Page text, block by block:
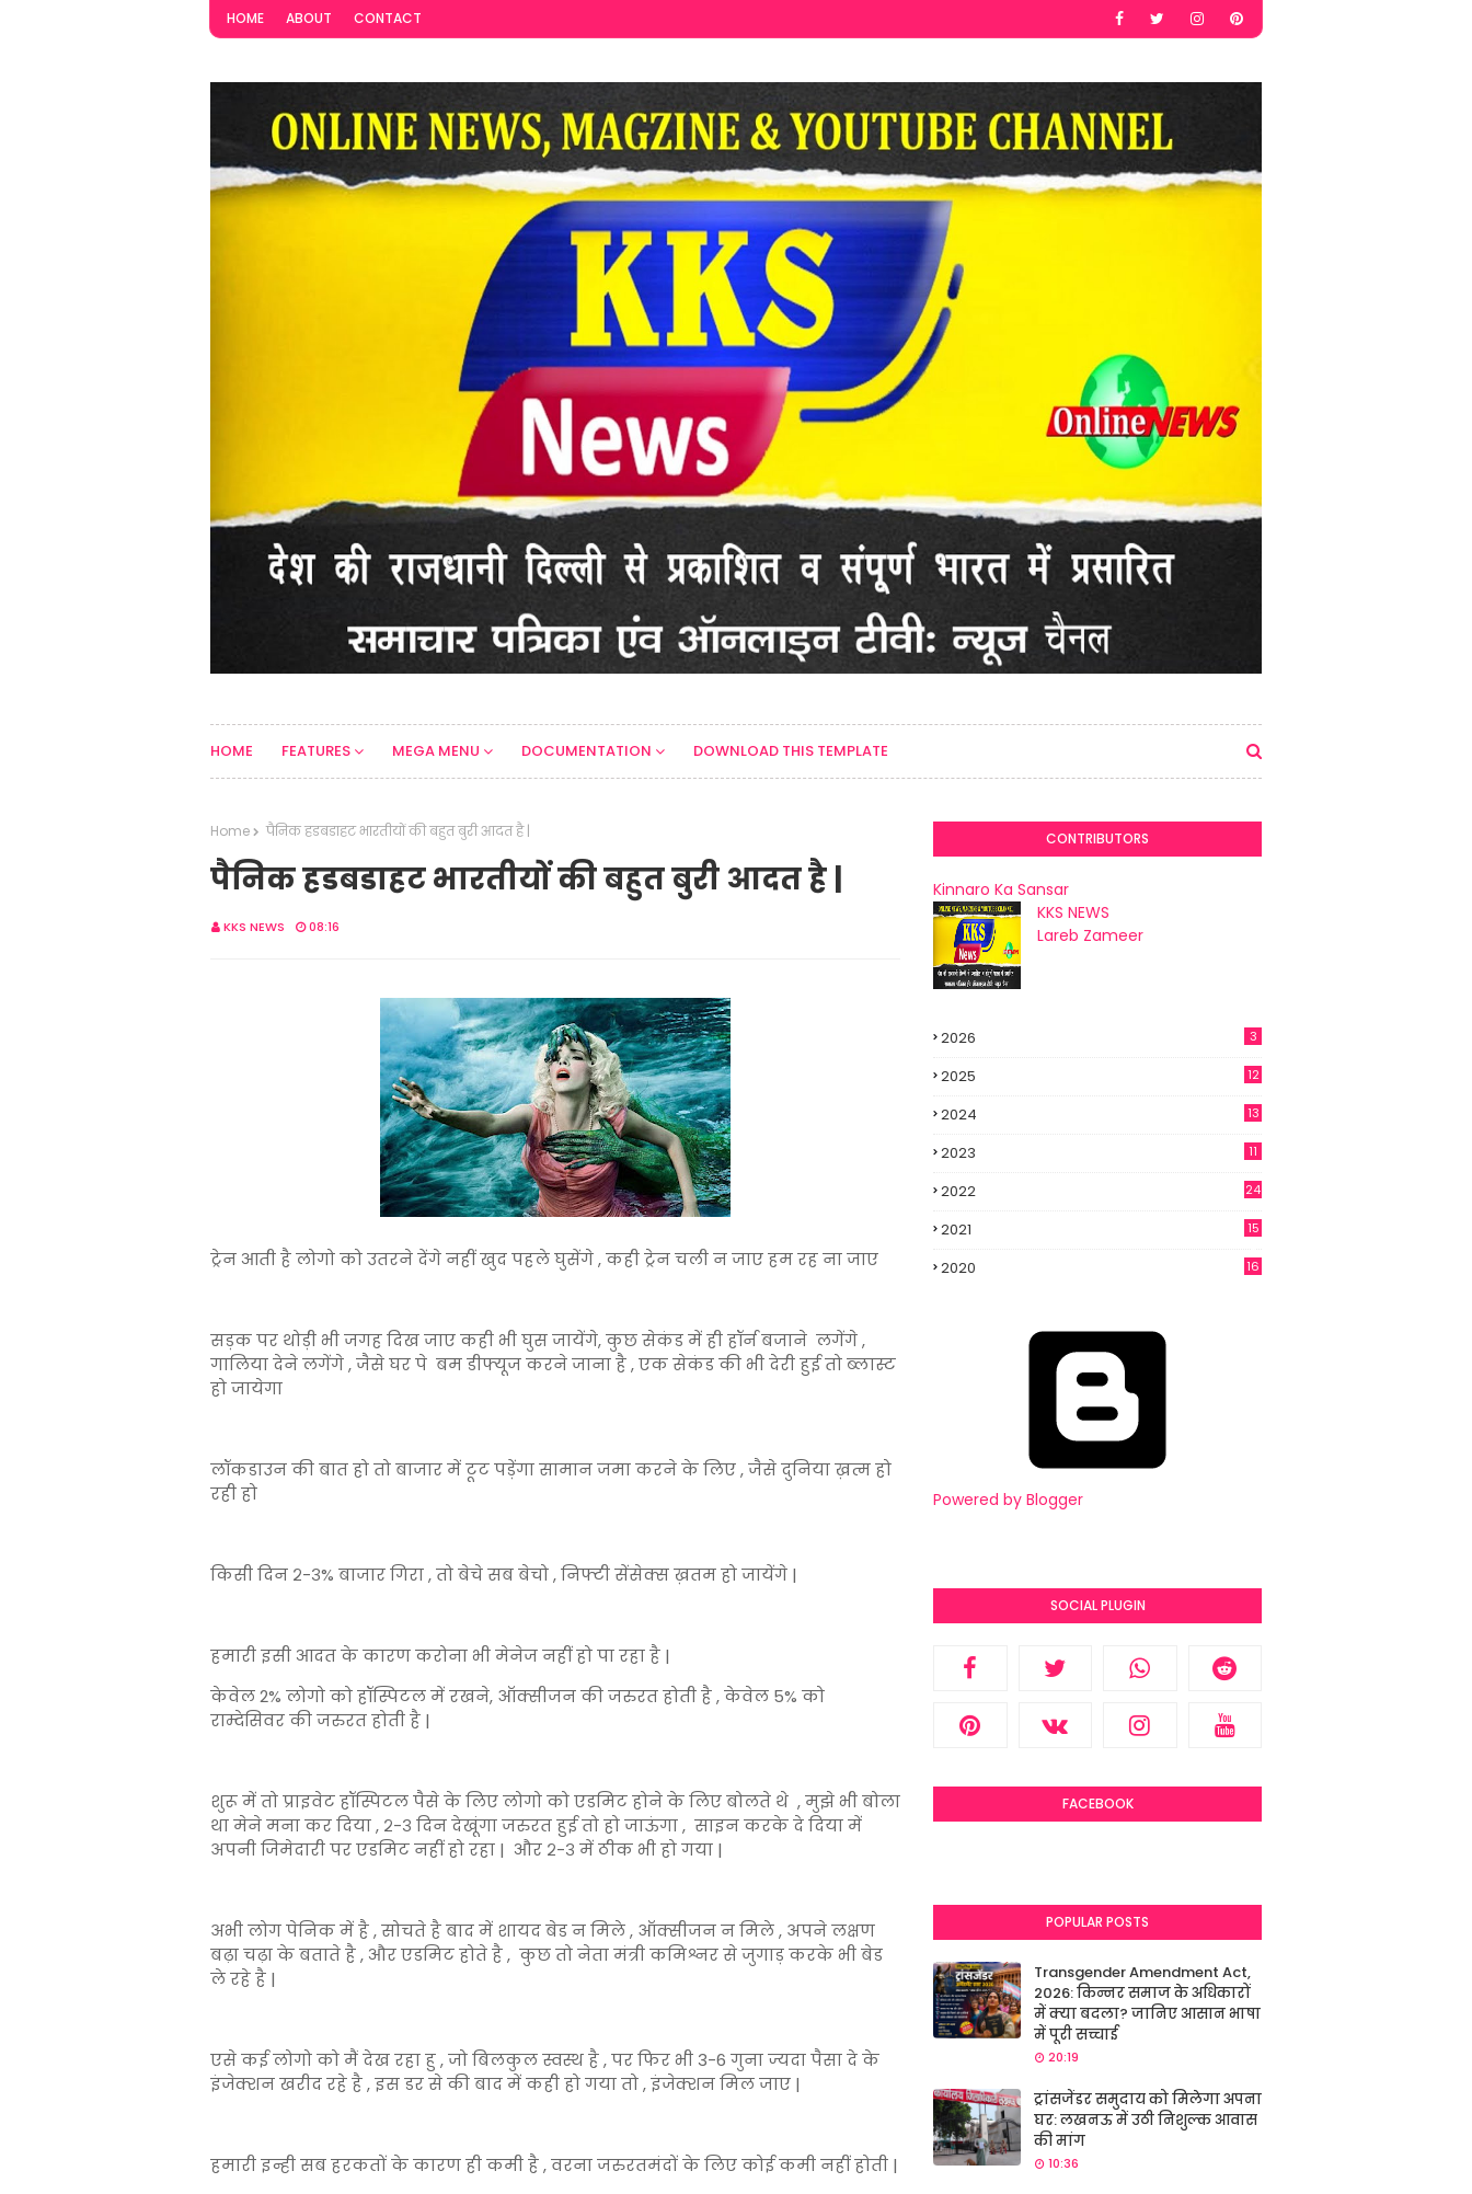
HOME ABOUT CONTACT
HOME FEATURES MEGA MENU DOCUMENTATION DOWNLOAD THIS TEMPLATE
Home पैनिक हडबडाहट भारतीयों की बहुत बुरी आदत है |
पैनिक हडबडाहट भारतीयों की बहुत बुरी आदत है |
KKS NEWS 08:16
ट्रेन आती है लोगो को उतरने देंगे नहीं खुद पहले घुसेंगे , कही ट्रेन चली न जाए हम रह ना जाए
सड़क पर थोड़ी भी जगह दिख जाए कही भी घुस जायेंगे, कुछ सेकंड में ही हॉर्न बजाने लगेंगे ,
गालिया देने लगेंगे , जैसे घर पे बम डीफ्यूज करने जाना है , एक सेकंड की भी देरी हुई तो ब्लास्ट
हो जायेगा
लॉकडाउन की बात हो तो बाजार में टूट पड़ेंगा सामान जमा करने के लिए , जैसे दुनिया ख़त्म हो
रही हो
किसी दिन २-३% बाजार गिरा , तो बेचे सब बेचो , निफ्टी सेंसेक्स ख़तम हो जायेंगे |
हमारी इसी आदत के कारण करोना भी मेनेज नहीं हो पा रहा है |
केवेल 2% लोगो को हॉस्पिटल में रखने, ऑक्सीजन की जरुरत होती है , केवेल 5% को
राम्देसिवर की जरुरत होती है |
शुरू में तो प्राइवेट हॉस्पिटल पैसे के लिए लोगो को एडमिट होने के लिए बोलते थे , मुझे भी बोला
था मेने मना कर दिया , २-३ दिन देखूंगा जरुरत हुई तो हो जाऊंगा , साइन करके दे दिया में
अपनी जिमेदारी पर एडमिट नहीं हो रहा | और २-३ में ठीक भी हो गया |
अभी लोग पेनिक में है , सोचते है बाद में शायद बेड न मिले , ऑक्सीजन न मिले , अपने लक्षण
बढ़ा चढ़ा के बताते है , और एडमिट होते है , कुछ तो नेता मंत्री कमिश्नर से जुगाड़ करके भी बेड
ले रहे है |
एसे कई लोगो को मैं देख रहा हु , जो बिलकुल स्वस्थ है , पर फिर भी 3-6 गुना ज्यदा पैसा दे के
इंजेक्शन खरीद रहे है , इस डर से की बाद में कही हो गया तो , इंजेक्शन मिल जाए |
हमारी इन्ही सब हरकतों के कारण ही कमी है , वरना जरुरतमंदों के लिए कोई कमी नहीं होती |
CONTRIBUTORS
Kinnaro Ka Sansar
KKS NEWS
Lareb Zameer
2026 3
2025 12
2024 13
2023 11
2022 24
2021
15
2020
16
Powered by Blogger
SOCIAL PLUGIN
FACEBOOK
POPULAR POSTS
Transgender Amendment Act,
2026: किन्नर समाज के अधिकारों
में क्या बदला? जानिए आसान भाषा
में पूरी सच्चाई
20:19
ट्रांसजेंडर समुदाय को मिलेगा अपना
घर: लखनऊ में उठी निशुल्क आवास
की मांग
10:36